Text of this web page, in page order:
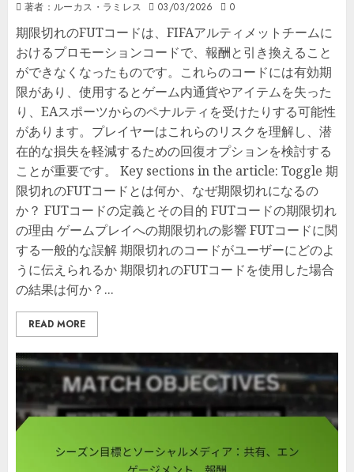
著者：ルーカス・ラミレス 03/03/2026 0
期限切れのFUTコードは、FIFAアルティメットチームに
おけるプロモーションコードで、報酬と引き換えること
ができなくなったものです。これらのコードには有効期
限があり、使用するとゲーム内通貨やアイテムを失った
り、EAスポーツからのペナルティを受けたりする可能性
があります。プレイヤーはこれらのリスクを理解し、潜
在的な損失を軽減するための回復オプションを検討する
ことが重要です。 Key sections in the article: Toggle 期
限切れのFUTコードとは何か、なぜ期限切れになるの
か？ FUTコードの定義とその目的 FUTコードの期限切れ
の理由 ゲームプレイへの期限切れの影響 FUTコードに関
する一般的な誤解 期限切れのコードがユーザーにどのよ
うに伝えられるか 期限切れのFUTコードを使用した場合
の結果は何か？...
READ MORE